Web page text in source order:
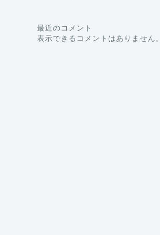
最近のコメント
表示できるコメントはありません。